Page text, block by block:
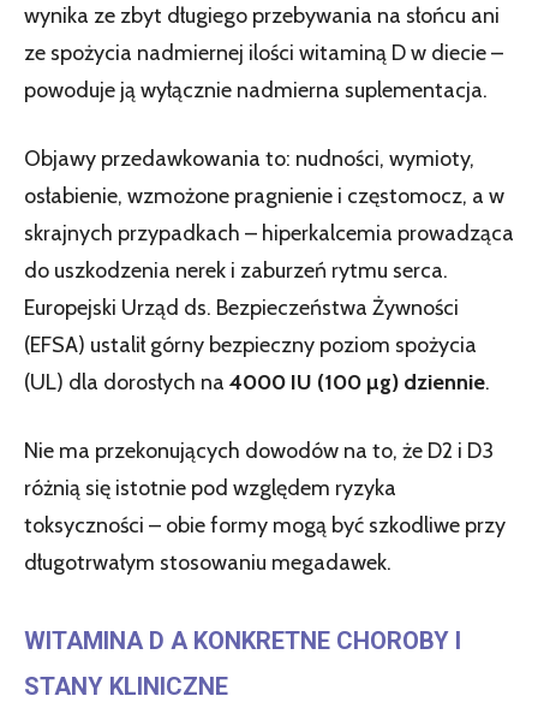
wynika ze zbyt długiego przebywania na słońcu ani
ze spożycia nadmiernej ilości witaminą D w diecie –
powoduje ją wyłącznie nadmierna suplementacja.
Objawy przedawkowania to: nudności, wymioty,
osłabienie, wzmożone pragnienie i częstomocz, a w
skrajnych przypadkach – hiperkalcemia prowadząca
do uszkodzenia nerek i zaburzeń rytmu serca.
Europejski Urząd ds. Bezpieczeństwa Żywności
(EFSA) ustalił górny bezpieczny poziom spożycia
(UL) dla dorosłych na 4000 IU (100 µg) dziennie.
Nie ma przekonujących dowodów na to, że D2 i D3
różnią się istotnie pod względem ryzyka
toksyczności – obie formy mogą być szkodliwe przy
długotrwałym stosowaniu megadawek.
WITAMINA D A KONKRETNE CHOROBY I
STANY KLINICZNE